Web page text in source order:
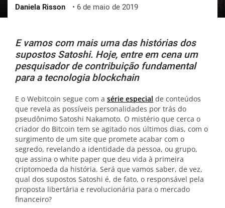
ქართული
Daniela Risson • 6 de maio de 2019
E vamos com mais uma das histórias dos
supostos Satoshi. Hoje, entre em cena um
pesquisador de contribuição fundamental
para a tecnologia blockchain
E o Webitcoin segue com a série especial de conteúdos
que revela as possíveis personalidades por trás do
pseudônimo Satoshi Nakamoto. O mistério que cerca o
criador do Bitcoin tem se agitado nos últimos dias, com o
surgimento de um site que promete acabar com o
segredo, revelando a identidade da pessoa, ou grupo,
que assina o white paper que deu vida à primeira
criptomoeda da história. Será que vamos saber, de vez,
qual dos supostos Satoshi é, de fato, o responsável pela
proposta libertária e revolucionária para o mercado
financeiro?